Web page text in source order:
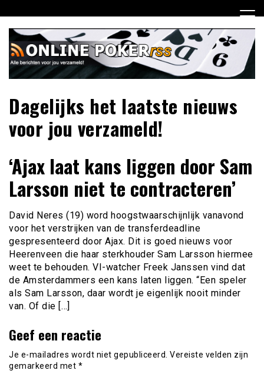
naar
inhoud
Dagelijks het laatste nieuws
voor jou verzameld!
‘Ajax laat kans liggen door Sam
Larsson niet te contracteren’
David Neres (19) word hoogstwaarschijnlijk vanavond
voor het verstrijken van de transferdeadline
gespresenteerd door Ajax. Dit is goed nieuws voor
Heerenveen die haar sterkhouder Sam Larsson hiermee
weet te behouden. VI-watcher Freek Janssen vind dat
de Amsterdammers een kans laten liggen. “Een speler
als Sam Larsson, daar wordt je eigenlijk nooit minder
van. Of die […]
Geef een reactie
Je e-mailadres wordt niet gepubliceerd. Vereiste velden zijn
gemarkeerd met *